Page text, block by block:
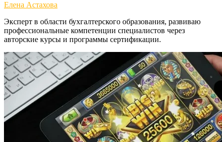
Елена Астахова
Эксперт в области бухгалтерского образования, развиваю
профессиональные компетенции специалистов через
авторские курсы и программы сертификации.